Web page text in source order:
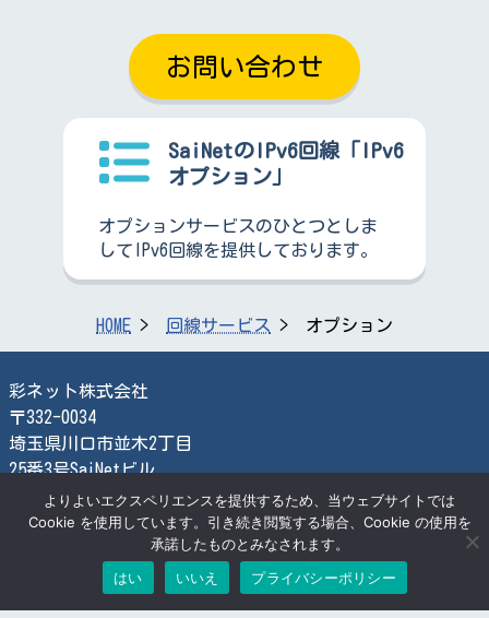
お問い合わせ
SaiNetのIPv6回線「IPv6
オプション」
オプションサービスのひとつとしま
してIPv6回線を提供しております。
HOME 回線サービス オプション
彩ネット株式会社
〒332-0034
埼玉県川口市並木2丁目
25番3号SaiNetビル
TEL:048-259-2366
FAX:048-259-2870
検索する
© SaiNet Corporation
よりよいエクスペリエンスを提供するため、当ウェブサイトでは
Cookie を使用しています。引き続き閲覧する場合、Cookie の使用を
承諾したものとみなされます。
はい
いいえ プライバシーポリシー